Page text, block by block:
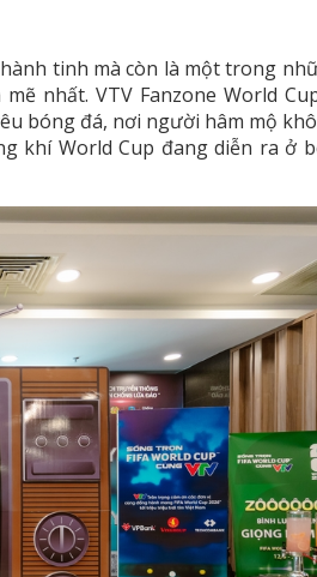
tinh mà còn là một trong
nhất. VTV Fanzone World
bóng đá, nơi người hâm mộ
khí World Cup đang diễn ra ở